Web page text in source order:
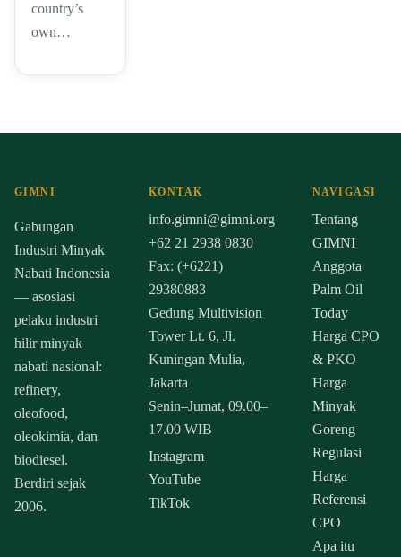
country’s
own…
GIMNI
Gabungan
Industri Minyak
Nabati Indonesia
— asosiasi
pelaku industri
hilir minyak
nabati nasional:
refinery,
oleofood,
oleokimia, dan
biodiesel.
Berdiri sejak
2006.
KONTAK
info.gimni@gimni.org
+62 21 2938 0830
Fax: (+6221)
29380883
Gedung Multivision
Tower Lt. 6, Jl.
Kuningan Mulia,
Jakarta
Senin–Jumat, 09.00–
17.00 WIB
Instagram
YouTube
TikTok
NAVIGASI
Tentang
GIMNI
Anggota
Palm Oil
Today
Harga CPO
& PKO
Harga
Minyak
Goreng
Regulasi
Harga
Referensi
CPO
Apa itu